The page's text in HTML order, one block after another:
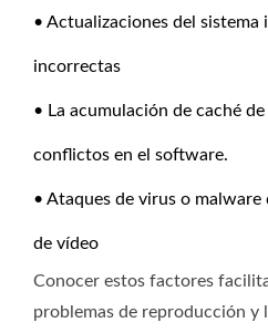
• Actualizaciones del sistema
incorrectas
• La acumulación de caché
conflictos en el software.
• Ataques de virus o
de vídeo
Conocer estos factores
problemas de reproducción y